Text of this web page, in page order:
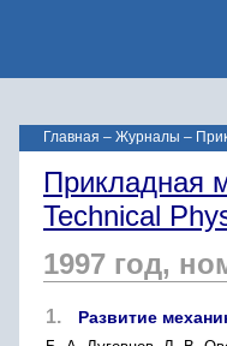
Главная – Журналы –
Прикладная
Technical
1997 год,
1. Развитие